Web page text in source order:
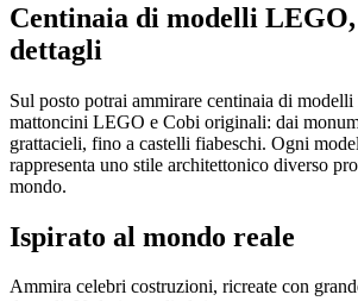
Centinaia di modelli
dettagli
Sul posto potrai ammirare centinaia di modelli
mattoncini LEGO e Cobi originali: dai
grattacieli, fino a castelli fiabeschi. Ogni
rappresenta uno stile architettonico diverso
mondo.
Ispirato al mondo reale
Ammira celebri costruzioni, ricreate con